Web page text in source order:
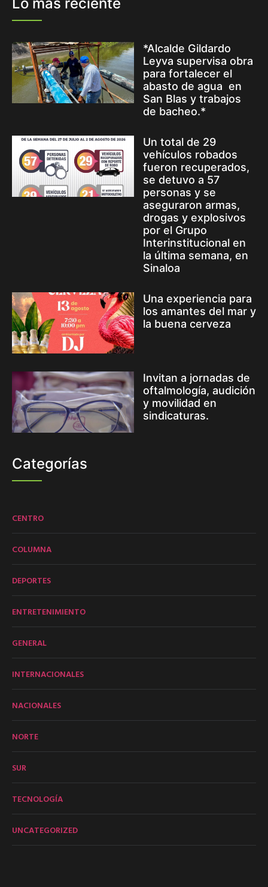
*Alcalde Gildardo
Leyva supervisa obra
para fortalecer el
abasto de agua en
San Blas y trabajos
de bacheo.*
Un total de 29
vehículos robados
fueron recuperados,
se detuvo a 57
personas y se
aseguraron armas,
drogas y explosivos
por el Grupo
Interinstitucional en
la última semana, en
Sinaloa
Una experiencia para
los amantes del mar y
la buena cerveza
Invitan a jornadas de
oftalmología, audición
y movilidad en
sindicaturas.
Categorías
CENTRO
COLUMNA
DEPORTES
ENTRETENIMIENTO
GENERAL
INTERNACIONALES
NACIONALES
NORTE
SUR
TECNOLOGÍA
UNCATEGORIZED